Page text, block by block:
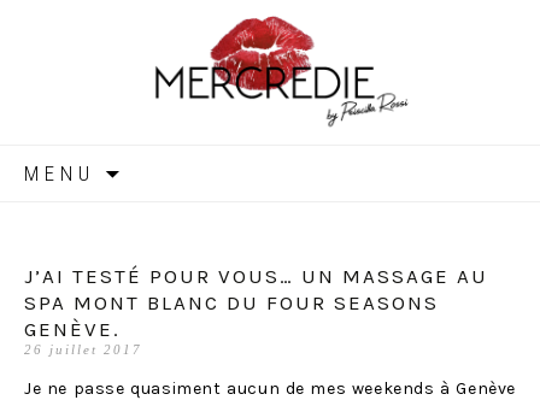
MERCREDIE
MENU
J’AI TESTÉ POUR VOUS… UN MASSAGE AU
SPA MONT BLANC DU FOUR SEASONS
GENÈVE.
26 juillet 2017
Je ne passe quasiment aucun de mes weekends à Genève